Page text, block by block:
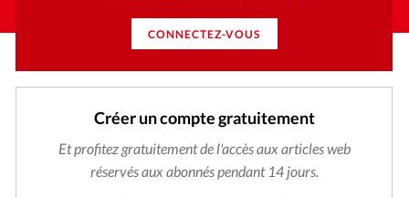
CONNECTEZ-VOUS
Créer un compte gratuitement
Et profitez gratuitement de l'accès aux articles web
réservés aux abonnés pendant 14 jours.